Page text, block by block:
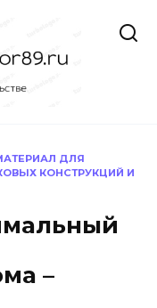
ДЛЯ
КОНСТРУКЦИЙ И
–